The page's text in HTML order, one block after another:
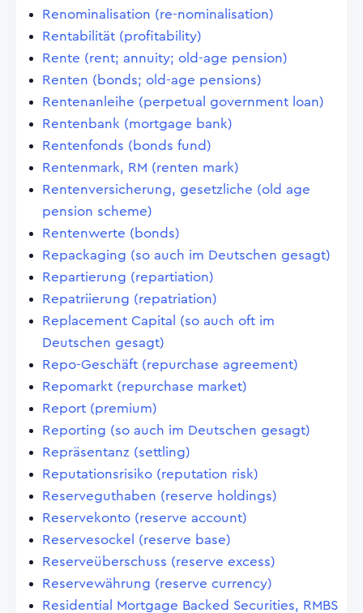
Renominalisation (re-nominalisation)
Rentabilität (profitability)
Rente (rent; annuity; old-age pension)
Renten (bonds; old-age pensions)
Rentenanleihe (perpetual government loan)
Rentenbank (mortgage bank)
Rentenfonds (bonds fund)
Rentenmark, RM (renten mark)
Rentenversicherung, gesetzliche (old age
pension scheme)
Rentenwerte (bonds)
Repackaging (so auch im Deutschen gesagt)
Repartierung (repartiation)
Repatriierung (repatriation)
Replacement Capital (so auch oft im
Deutschen gesagt)
Repo-Geschäft (repurchase agreement)
Repomarkt (repurchase market)
Report (premium)
Reporting (so auch im Deutschen gesagt)
Repräsentanz (settling)
Reputationsrisiko (reputation risk)
Reserveguthaben (reserve holdings)
Reservekonto (reserve account)
Reservesockel (reserve base)
Reserveüberschuss (reserve excess)
Reservewährung (reserve currency)
Residential Mortgage Backed Securities, RMBS